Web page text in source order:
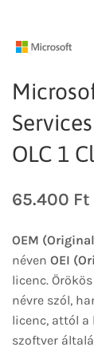
OLC 1
65.400 Ft
OEM
néven OEI
licenc.
névre szól,
licenc, attól a
szoftver